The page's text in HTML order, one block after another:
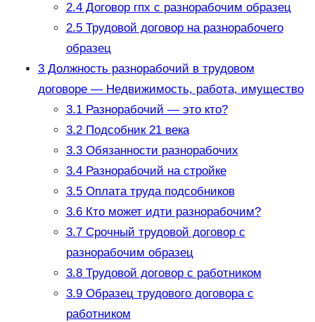
2.4Договор гпх с разнорабочим образец
2.5Трудовой договор на разнорабочего
образец
3Должность разнорабочий в трудовом
договоре — Недвижимость, работа, имущество
3.1Разнорабочий — это кто?
3.2Подсобник 21 века
3.3Обязанности разнорабочих
3.4Разнорабочий на стройке
3.5Оплата труда подсобников
3.6Кто может идти разнорабочим?
3.7Срочный трудовой договор с
разнорабочим образец
3.8Трудовой договор с работником
3.9Образец трудового договора с
работником